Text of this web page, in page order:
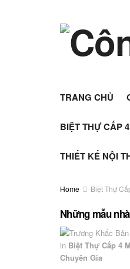
TRANG CHỦ
BIỆT THỰ CẤP
THIẾT KẾ NỘI
Home Biệt Thự
Những mẫu
in Biệt Thự Cấp 4
Chuyên Gia